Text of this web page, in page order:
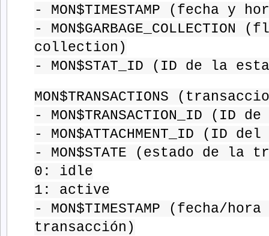
- MON$TIMESTAMP (fecha y
-
collection)
- MON$STAT_ID (ID de la
MON$TRANSACTIONS
- MON$TRANSACTION_ID (ID
- MON$ATTACHMENT_ID (ID
- MON$STATE (estado de la
0: idle
1: active
- MON$TIMESTAMP (fecha/
transacción)